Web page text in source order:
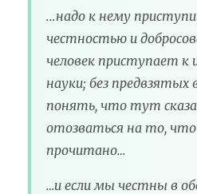
...надо к нему
честностью и
человек приступает к
науки; без предвзятых
понять, что тут
отозваться на то,
прочитано…
…и если мы честны в